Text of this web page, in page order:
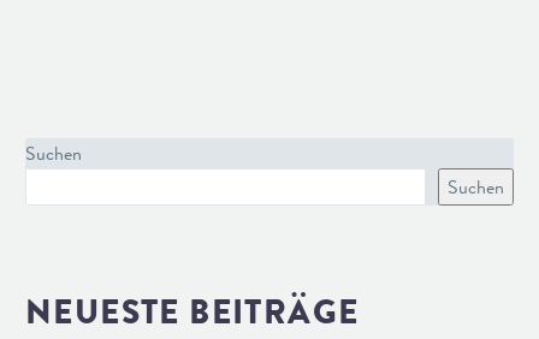
Suchen
Suchen
NEUESTE BEITRÄGE